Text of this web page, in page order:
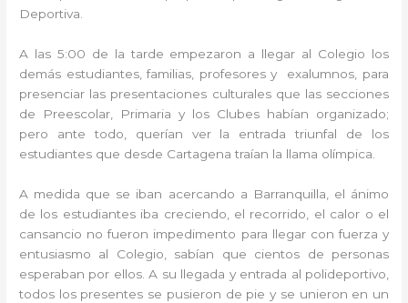
Deportiva.
A las 5:00 de la tarde empezaron a llegar al Colegio los
demás estudiantes, familias, profesores y exalumnos, para
presenciar las presentaciones culturales que las secciones
de Preescolar, Primaria y los Clubes habían organizado;
pero ante todo, querían ver la entrada triunfal de los
estudiantes que desde Cartagena traían la llama olímpica.
A medida que se iban acercando a Barranquilla, el ánimo
de los estudiantes iba creciendo, el recorrido, el calor o el
cansancio no fueron impedimento para llegar con fuerza y
entusiasmo al Colegio, sabían que cientos de personas
esperaban por ellos. A su llegada y entrada al polideportivo,
todos los presentes se pusieron de pie y se unieron en un